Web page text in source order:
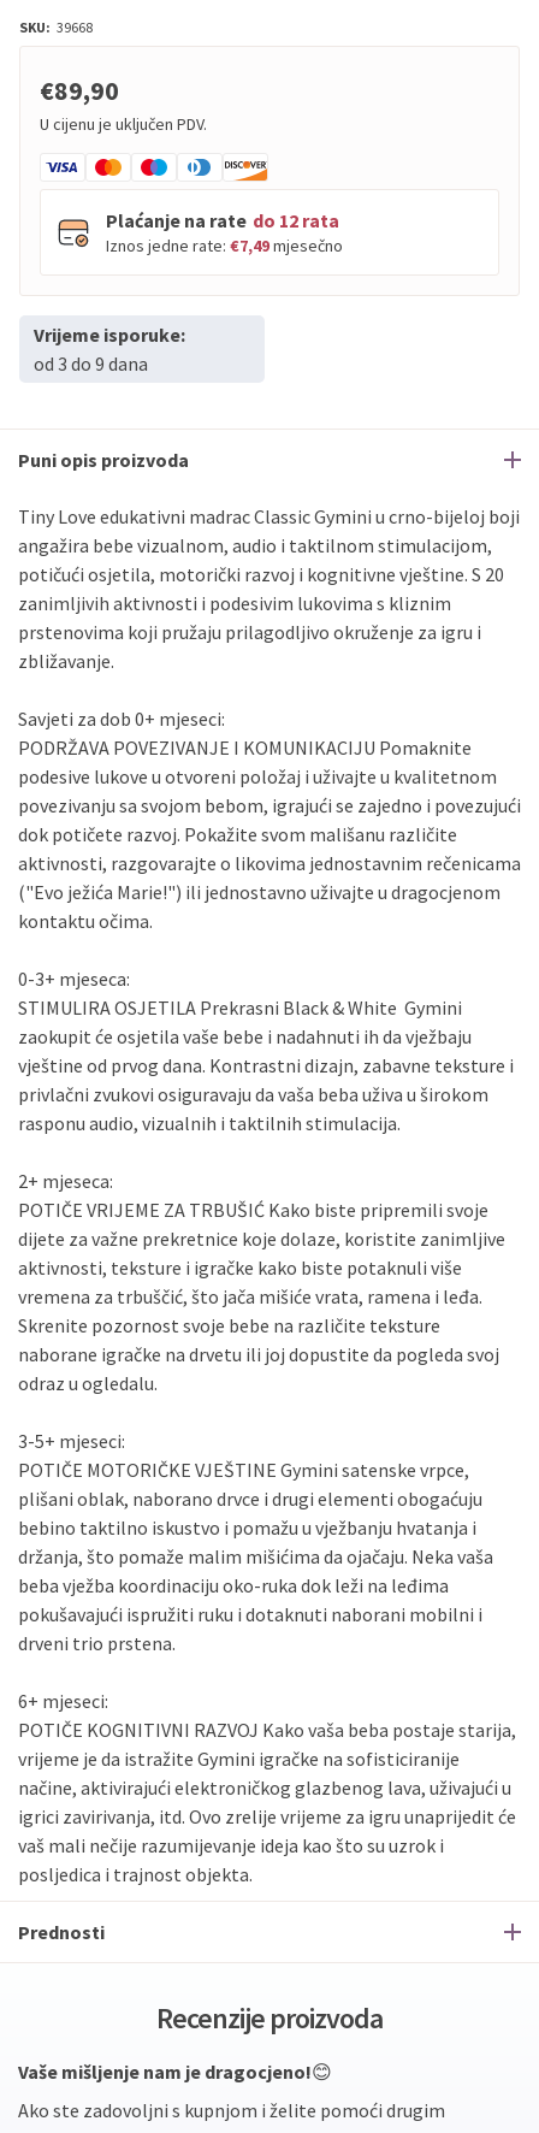
SKU: 39668
€89,90
U cijenu je uključen PDV.
Plaćanje na rate do 12 rata
Iznos jedne rate: €7,49mjesečno
PBZ
PBZ
Erste
Maestro do12rata
Erste
Sve banke Visa
Jednokratno
Sve banke
Master
Jednokratno
Sve banke
Maestro
Jednokratno
Vrijeme isporuke:
od 3 do 9 dana
Puni opis proizvoda
Tiny Love edukativni madrac Classic Gymini u crno-bijeloj boji
angažira bebe vizualnom, audio i taktilnom stimulacijom,
potičući osjetila, motorički razvoj i kognitivne vještine. S 20
zanimljivih aktivnosti i podesivim lukovima s kliznim
prstenovima koji pružaju prilagodljivo okruženje za igru ​​i
zbližavanje.
Savjeti za dob 0+ mjeseci:
PODRŽAVA POVEZIVANJE I KOMUNIKACIJU Pomaknite
podesive lukove u otvoreni položaj i uživajte u kvalitetnom
povezivanju sa svojom bebom, igrajući se zajedno i povezujući
dok potičete razvoj. Pokažite svom mališanu različite
aktivnosti, razgovarajte o likovima jednostavnim rečenicama
("Evo ježića Marie!") ili jednostavno uživajte u dragocjenom
kontaktu očima.
0-3+ mjeseca:
STIMULIRA OSJETILA Prekrasni Black & White Gymini
zaokupit će osjetila vaše bebe i nadahnuti ih da vježbaju
vještine od prvog dana. Kontrastni dizajn, zabavne teksture i
privlačni zvukovi osiguravaju da vaša beba uživa u širokom
rasponu audio, vizualnih i taktilnih stimulacija.
2+ mjeseca:
POTIČE VRIJEME ZA TRBUŠIĆ Kako biste pripremili svoje
dijete za važne prekretnice koje dolaze, koristite zanimljive
aktivnosti, teksture i igračke kako biste potaknuli više
vremena za trbuščić, što jača mišiće vrata, ramena i leđa.
Skrenite pozornost svoje bebe na različite teksture
naborane igračke na drvetu ili joj dopustite da pogleda svoj
odraz u ogledalu.
3-5+ mjeseci:
POTIČE MOTORIČKE VJEŠTINE Gymini satenske vrpce,
plišani oblak, naborano drvce i drugi elementi obogaćuju
bebino taktilno iskustvo i pomažu u vježbanju hvatanja i
držanja, što pomaže malim mišićima da ojačaju. Neka vaša
beba vježba koordinaciju oko-ruka dok leži na leđima
pokušavajući ispružiti ruku i dotaknuti naborani mobilni i
drveni trio prstena.
6+ mjeseci:
POTIČE KOGNITIVNI RAZVOJ Kako vaša beba postaje starija,
vrijeme je da istražite Gymini igračke na sofisticiranije
načine, aktivirajući elektroničkog glazbenog lava, uživajući u
igrici zavirivanja, itd. Ovo zrelije vrijeme za igru ​​unaprijedit će
vaš mali nečije razumijevanje ideja kao što su uzrok i
posljedica i trajnost objekta.
Prednosti
Recenzije proizvoda
Vaše mišljenje nam je dragocjeno!😊
Ako ste zadovoljni s kupnjom i želite pomoći drugim